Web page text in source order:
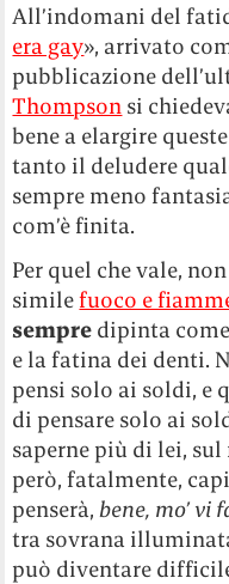
All’indomani del
era gay», arrivato
pubblicazione
Thompson si
bene a elargire
tanto il deludere
sempre meno
com’è finita.
Per quel che vale,
similefuoco e
sempre dipinta
e la fatina dei denti.
pensi solo ai soldi, e
di pensare solo ai
saperne più di lei,
però, fatalmente,
penserà,bene, mo’ vi
tra sovrana
può diventare